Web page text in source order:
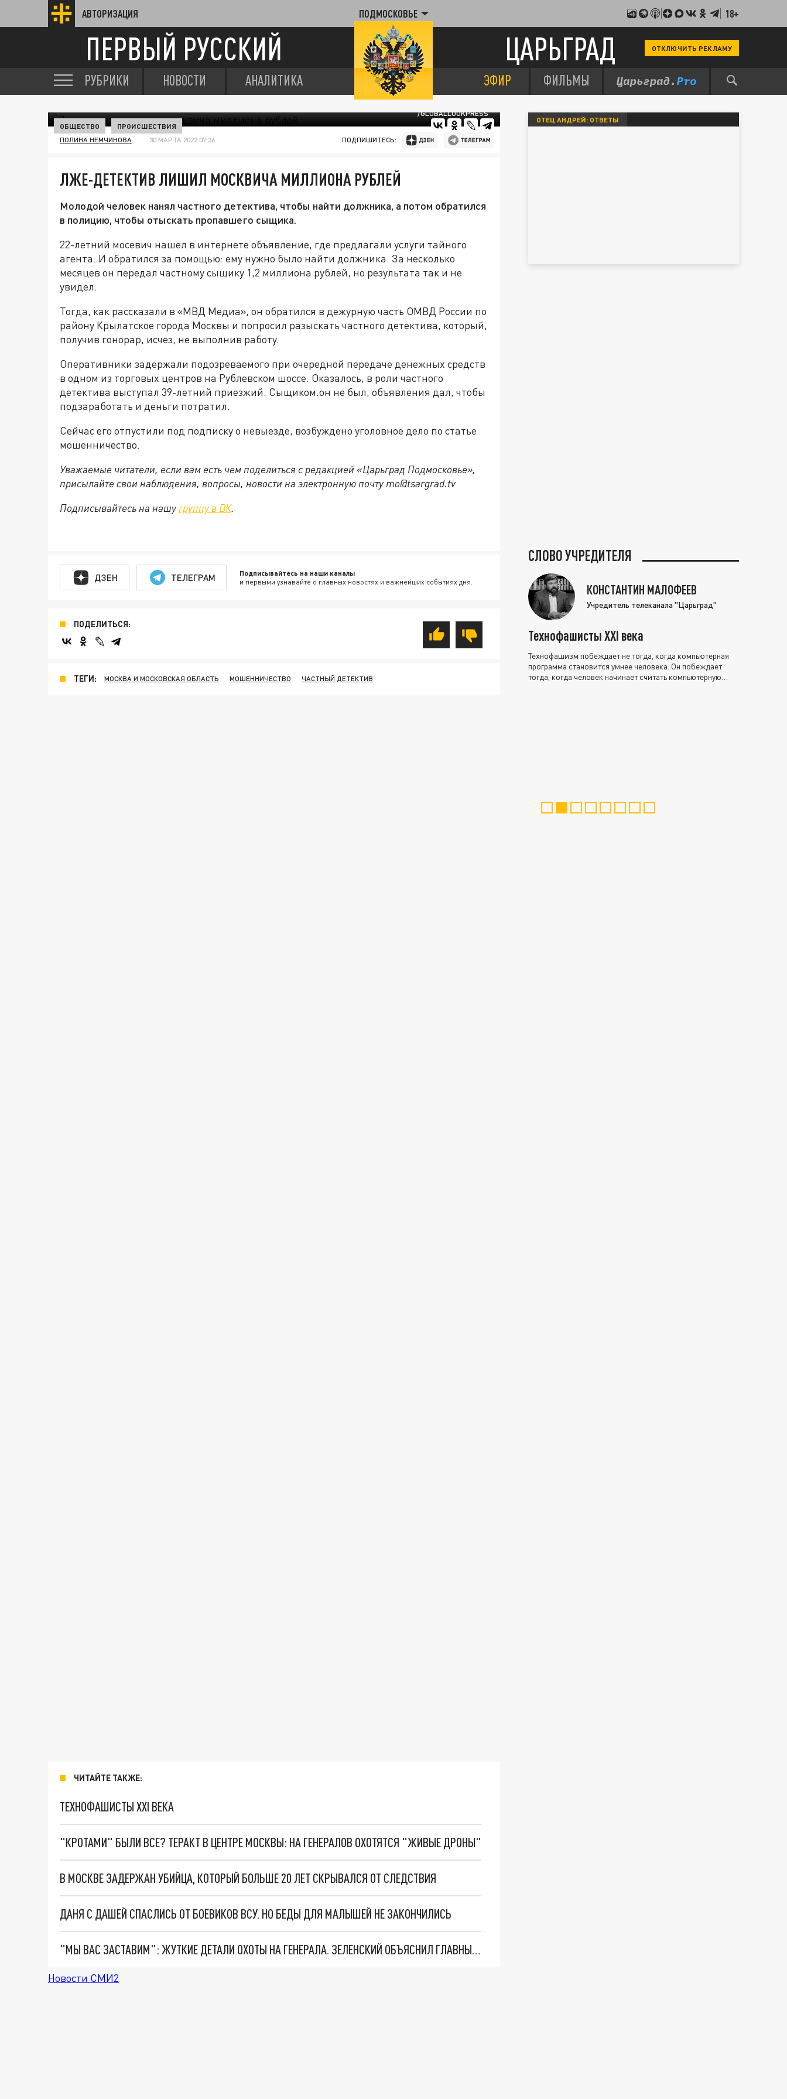
АВТОРИЗАЦИЯ ПОДМОСКОВЬЕ 18+
ПЕРВЫЙ РУССКИЙ ЦАРЬГРАД ОТКЛЮЧИТЬ РЕКЛАМУ
РУБРИКИ НОВОСТИ АНАЛИТИКА ЭФИР ФИЛЬМЫ
/GLOBALLOOKPRESS
ОБЩЕСТВО ПРОИСШЕСТВИЯ
ПОЛИНА НЕМЧИНОВА 30 МАРТА 2022 07:36 ПОДПИШИТЕСЬ:
ЛЖЕ-ДЕТЕКТИВ ЛИШИЛ МОСКВИЧА МИЛЛИОНА РУБЛЕЙ
Молодой человек нанял частного детектива, чтобы найти должника, а потом обратился
в полицию, чтобы отыскать пропавшего сыщика.
22-летний мосевич нашел в интернете объявление, где предлагали услуги тайного
агента. И обратился за помощью: ему нужно было найти должника. За несколько
месяцев он передал частному сыщику 1,2 миллиона рублей, но результата так и не
увидел.
Тогда, как рассказали в «МВД Медиа», он обратился в дежурную часть ОМВД России по
району Крылатское города Москвы и попросил разыскать частного детектива, который,
получив гонорар, исчез, не выполнив работу.
Оперативники задержали подозреваемого при очередной передаче денежных средств
в одном из торговых центров на Рублевском шоссе. Оказалось, в роли частного
детектива выступал 39-летний приезжий. Сыщиком.он не был, объявления дал, чтобы
подзаработать и деньги потратил.
Сейчас его отпустили под подписку о невыезде, возбуждено уголовное дело по статье
мошенничество.
Уважаемые читатели, если вам есть чем поделиться с редакцией «Царьград Подмосковье»,
присылайте свои наблюдения, вопросы, новости на электронную почту mo@tsargrad.tv
Подписывайтесь на нашу группу в ВК.
ДЗЕН ТЕЛЕГРАМ Подписывайтесь на наши каналы
и первыми узнавайте о главных новостях и важнейших событиях дня.
ПОДЕЛИТЬСЯ:
ТЕГИ: МОСКВА И МОСКОВСКАЯ ОБЛАСТЬ МОШЕННИЧЕСТВО ЧАСТНЫЙ ДЕТЕКТИВ
ЧИТАЙТЕ ТАКЖЕ:
ТЕХНОФАШИСТЫ XXI ВЕКА
"КРОТАМИ" БЫЛИ ВСЕ? ТЕРАКТ В ЦЕНТРЕ МОСКВЫ: НА ГЕНЕРАЛОВ ОХОТЯТСЯ "ЖИВЫЕ ДРОНЫ"
В МОСКВЕ ЗАДЕРЖАН УБИЙЦА, КОТОРЫЙ БОЛЬШЕ 20 ЛЕТ СКРЫВАЛСЯ ОТ СЛЕДСТВИЯ
ДАНЯ С ДАШЕЙ СПАСЛИСЬ ОТ БОЕВИКОВ ВСУ. НО БЕДЫ ДЛЯ МАЛЫШЕЙ НЕ ЗАКОНЧИЛИСЬ
"МЫ ВАС ЗАСТАВИМ": ЖУТКИЕ ДЕТАЛИ ОХОТЫ НА ГЕНЕРАЛА. ЗЕЛЕНСКИЙ ОБЪЯСНИЛ ГЛАВНЫЙ СМЫСЛ ТЕРАКТА В ЦЕНТРЕ МОСКВЫ
Новости СМИ2
ОТЕЦ АНДРЕЙ: ОТВЕТЫ
СЛОВО УЧРЕДИТЕЛЯ
КОНСТАНТИН МАЛОФЕЕВ
Учредитель телеканала "Царьград"
Технофашисты XXI века
Технофашизм побеждает не тогда, когда компьютерная
программа становится умнее человека. Он побеждает
тогда, когда человек начинает считать компьютерную